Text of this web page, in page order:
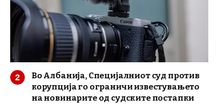
Во Албанија, Специјалниот суд против
корупција го ограничи известувањето
на новинарите од судските постапки